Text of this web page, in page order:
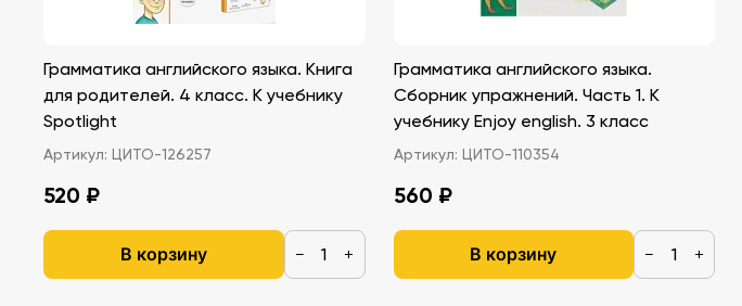
Грамматика английского языка. Книга
для родителей. 4 класс. К учебнику
Spotlight
Артикул: ЦИТО-126257
520 ₽
В корзину − +
Грамматика английского языка.
Сборник упражнений. Часть 1. К
учебнику Enjoy english. 3 класс
Артикул: ЦИТО-110354
560 ₽
В корзину − +